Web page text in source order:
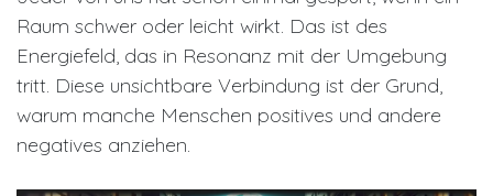
Raum schwer oder leicht wirkt. Das ist des
Energiefeld, das in Resonanz mit der Umgebung
tritt. Diese unsichtbare Verbindung ist der Grund,
warum manche Menschen positives und andere
negatives anziehen.